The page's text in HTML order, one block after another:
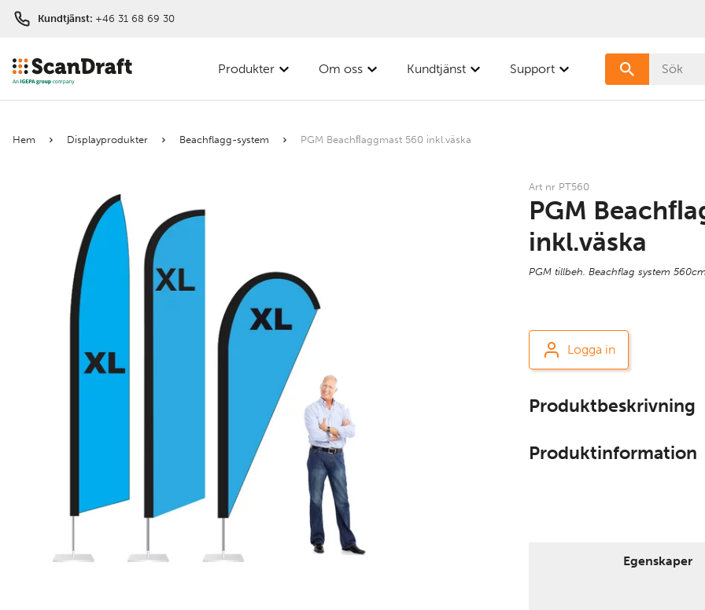
Kundtjänst: +46 31 68 69 30
Produkter Om oss Kundtjänst Support
Hem Displayprodukter Beachflagg-system PGM Beachﬂaggmast 560 inkl.väska
Art nr PT560
PGM
inkl.väska
PGM tillbeh. Beachflag system
Logga in
Produktbeskrivning
Produktinformation
Egenskaper